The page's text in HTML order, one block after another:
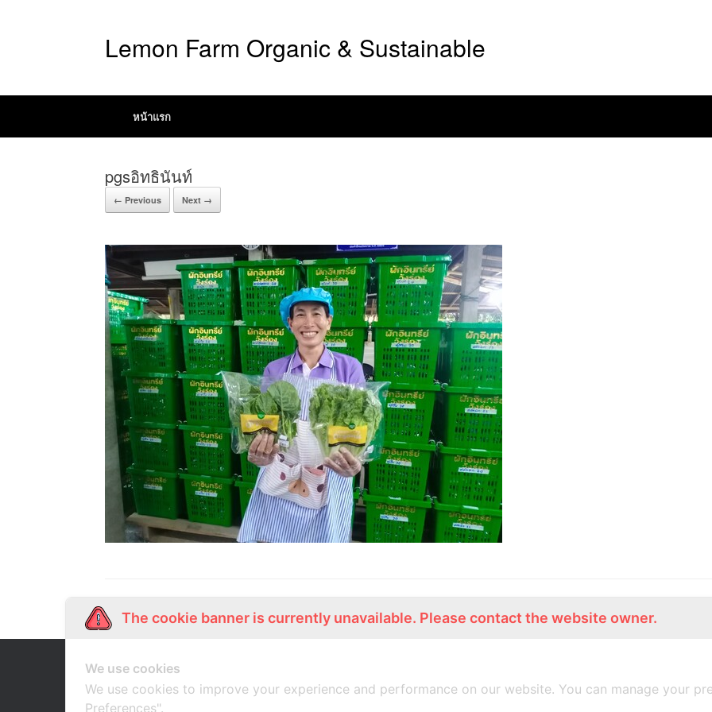
Lemon Farm Organic & Sustainable
หน้าแรก
pgsอิทธินันท์
← Previous Next →
Our Story
เกี่ยวกับเรา ช้อปออนไลน์ สมัครงาน ร้านอาหารอินทรีย์
The cookie banner is currently unavailable. Please contact the website owner.
We use cookies
We use cookies to improve your experience and performance on our website. You can manage your
Preferences".